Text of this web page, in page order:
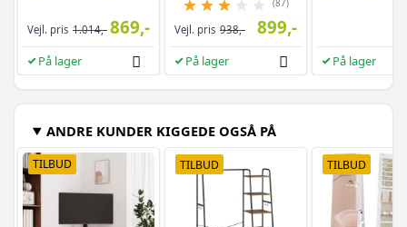
Vejl. pris 1.014,- 869,-
På lager
(87)
Vejl. pris 938,- 899,-
På lager På lager
ANDRE KUNDER KIGGEDE OGSÅ PÅ
TILBUD TILBUD TILBUD